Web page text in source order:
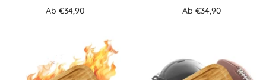
Angebotspreis
Ab €34,90
Angebotspreis
Ab €34,90